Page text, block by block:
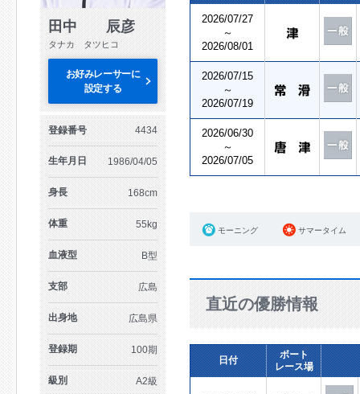
田中 辰彦
タナカ タツヒコ
お好みレーサーに
設定する
登録番号 4434
生年月日 1986/04/05
身長 168cm
体重 55kg
血液型 B型
支部 広島
出身地 広島県
登録期 100期
級別 A2級
2026/07/27
～
2026/08/01
2026/07/15
～
2026/07/19
2026/06/30
～
2026/07/05
モーニング サマータイム
直近の優勝情報
日付
ボート
レース場